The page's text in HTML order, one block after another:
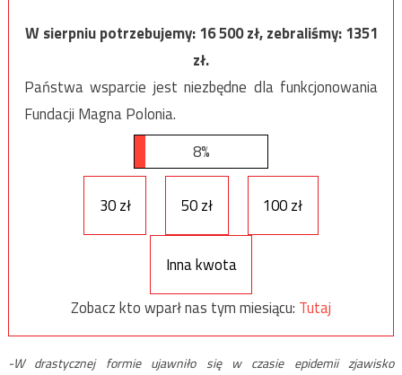
W sierpniu potrzebujemy:16 500zł, zebraliśmy:1351
zł.
Państwa wsparcie jest niezbędne dla funkcjonowania
Fundacji Magna Polonia.
8%
30 zł 50 zł 100 zł
Inna kwota
Zobacz kto wparł nas tym miesiącu: Tutaj
-W drastycznej formie ujawniło się w czasie epidemii zjawisko